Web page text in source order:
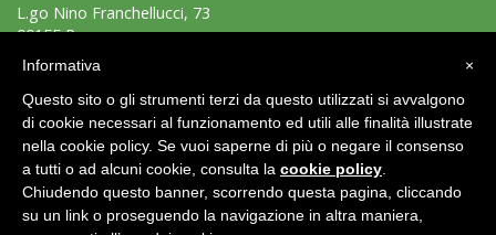
L.go Nino Franchellucci, 73
00155 Roma
Tel: 06.439841 - Fax: 06.43984320
C.F.: 97029170582
Area Riservata 2.0
×
Informativa
Questo sito o gli strumenti terzi da questo utilizzati si avvalgono
di cookie necessari al funzionamento ed utili alle finalità illustrate
nella cookie policy. Se vuoi saperne di più o negare il consenso
a tutti o ad alcuni cookie, consulta la cookie policy
Chiudendo questo banner, scorrendo questa pagina, cliccando
su un link o proseguendo la navigazione in altra maniera,